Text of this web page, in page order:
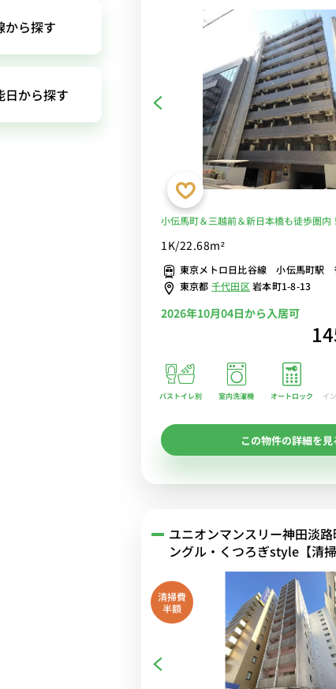
小伝馬町＆三越前＆新日本橋も徒歩圏内
1K/22.68m²
東京メトロ日比谷線 小伝馬町駅
東京都 千代田区 岩本町1-8-13
2026年10月04日から入居可
バストイレ別 室内洗濯機 オートロック
イ
この物件の詳細を見
ユニオンマンスリー神田淡
ングル・くつろぎstyle【清掃
清掃費
半額
から探す
日から探す